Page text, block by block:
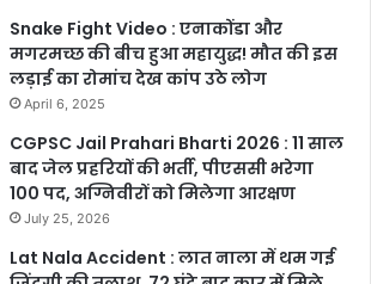
Snake Fight Video : एनाकोंडा और
मगरमच्छ की बीच हुआ महायुद्ध! मौत की इस
लड़ाई का रोमांच देख कांप उठे लोग
April 6, 2025
CGPSC Jail Prahari Bharti 2026 : 11 साल
बाद जेल प्रहरियों की भर्ती, पीएससी भरेगा
100 पद, अग्निवीरों को मिलेगा आरक्षण
July 25, 2026
Lat Nala Accident : लात नाला में थम गई